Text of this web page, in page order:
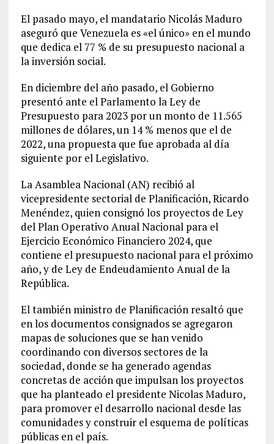
El pasado mayo, el mandatario Nicolás Maduro
aseguró que Venezuela es «el único» en el mundo
que dedica el 77 % de su presupuesto nacional a
la inversión social.
En diciembre del año pasado, el Gobierno
presentó ante el Parlamento la Ley de
Presupuesto para 2023 por un monto de 11.565
millones de dólares, un 14 % menos que el de
2022, una propuesta que fue aprobada al día
siguiente por el Legislativo.
La Asamblea Nacional (AN) recibió al
vicepresidente sectorial de Planificación, Ricardo
Menéndez, quien consignó los proyectos de Ley
del Plan Operativo Anual Nacional para el
Ejercicio Económico Financiero 2024, que
contiene el presupuesto nacional para el próximo
año, y de Ley de Endeudamiento Anual de la
República.
El también ministro de Planificación resaltó que
en los documentos consignados se agregaron
mapas de soluciones que se han venido
coordinando con diversos sectores de la
sociedad, donde se ha generado agendas
concretas de acción que impulsan los proyectos
que ha planteado el presidente Nicolas Maduro,
para promover el desarrollo nacional desde las
comunidades y construir el esquema de políticas
públicas en el país.